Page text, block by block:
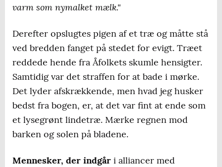
varm som nymalket mælk."
Derefter opslugtes pigen af et træ og måtte stå
ved bredden fanget på stedet for evigt. Træet
reddede hende fra Åfolkets skumle hensigter.
Samtidig var det straffen for at bade i mørke.
Det lyder afskrækkende, men hvad jeg husker
bedst fra bogen, er, at det var fint at ende som
et lysegrønt lindetræ. Mærke regnen mod
barken og solen på bladene.
Mennesker, der indgår i alliancer med